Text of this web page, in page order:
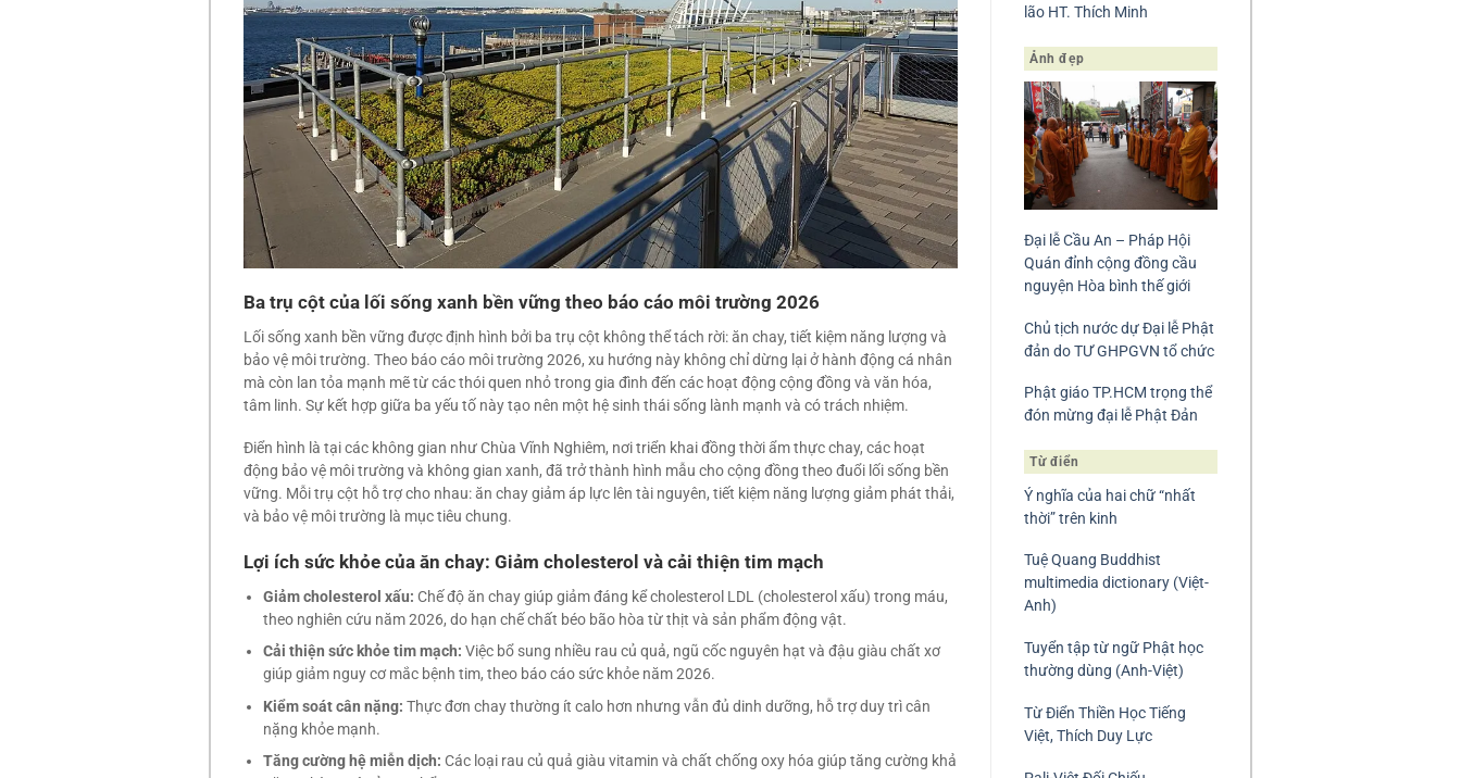
Ba trụ cột của lối sống xanh bền vững theo báo cáo môi trường 2026
Lối sống xanh bền vững được định hình bởi ba trụ cột không thể tách rời: ăn chay, tiết kiệm năng lượng và
bảo vệ môi trường. Theo báo cáo môi trường 2026, xu hướng này không chỉ dừng lại ở hành động cá nhân
mà còn lan tỏa mạnh mẽ từ các thói quen nhỏ trong gia đình đến các hoạt động cộng đồng và văn hóa,
tâm linh. Sự kết hợp giữa ba yếu tố này tạo nên một hệ sinh thái sống lành mạnh và có trách nhiệm.
Điển hình là tại các không gian như Chùa Vĩnh Nghiêm, nơi triển khai đồng thời ẩm thực chay, các hoạt
động bảo vệ môi trường và không gian xanh, đã trở thành hình mẫu cho cộng đồng theo đuổi lối sống bền
vững. Mỗi trụ cột hỗ trợ cho nhau: ăn chay giảm áp lực lên tài nguyên, tiết kiệm năng lượng giảm phát thải,
và bảo vệ môi trường là mục tiêu chung.
Lợi ích sức khỏe của ăn chay: Giảm cholesterol và cải thiện tim mạch
Giảm cholesterol xấu: Chế độ ăn chay giúp giảm đáng kể cholesterol LDL (cholesterol xấu) trong máu,
theo nghiên cứu năm 2026, do hạn chế chất béo bão hòa từ thịt và sản phẩm động vật.
Cải thiện sức khỏe tim mạch: Việc bổ sung nhiều rau củ quả, ngũ cốc nguyên hạt và đậu giàu chất xơ
giúp giảm nguy cơ mắc bệnh tim, theo báo cáo sức khỏe năm 2026.
Kiểm soát cân nặng: Thực đơn chay thường ít calo hơn nhưng vẫn đủ dinh dưỡng, hỗ trợ duy trì cân
nặng khỏe mạnh.
Tăng cường hệ miễn dịch: Các loại rau củ quả giàu vitamin và chất chống oxy hóa giúp tăng cường khả
lão HT. Thích Minh
Ảnh đẹp
Đại lễ Cầu An – Pháp Hội
Quán đỉnh cộng đồng cầu
nguyện Hòa bình thế giới
Chủ tịch nước dự Đại lễ Phật
đản do TƯ GHPGVN tổ chức
Phật giáo TP.HCM trọng thể
đón mừng đại lễ Phật Đản
Từ điển
Ý nghĩa của hai chữ “nhất
thời” trên kinh
Tuệ Quang Buddhist
multimedia dictionary (Việt-
Anh)
Tuyển tập từ ngữ Phật học
thường dùng (Anh-Việt)
Từ Điển Thiền Học Tiếng
Việt, Thích Duy Lực